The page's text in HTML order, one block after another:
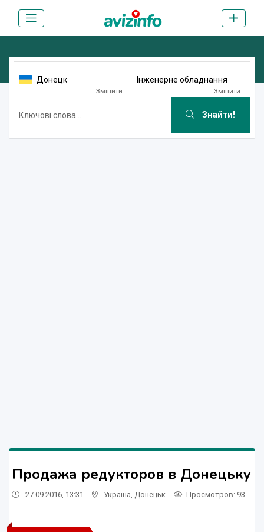
Донецк
Змінити
Інженерне обладнання
Змінити
Знайти!
Продажа редукторов в Донецьку
27.09.2016, 13:31 Україна Донецьк Просмотров: 93